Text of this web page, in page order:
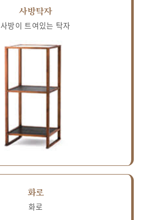
사방탁자
사방이 트여있는 탁자
화로
화로